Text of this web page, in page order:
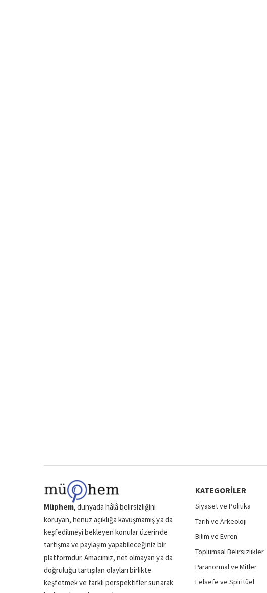
Müphem, dünyada hâlâ belirsizliğini
koruyan, henüz açıklığa kavuşmamış ya da
keşfedilmeyi bekleyen konular üzerinde
tartışma ve paylaşım yapabileceğiniz bir
platformdur. Amacımız, net olmayan ya da
doğruluğu tartışılan olayları birlikte
keşfetmek ve farklı perspektifler sunarak
KATEGORILER
Siyaset ve Politika
Tarih ve Arkeoloji
Bilim ve Evren
Toplumsal Belirsizlikler
Paranormal ve Mitler
Felsefe ve Spiritüel